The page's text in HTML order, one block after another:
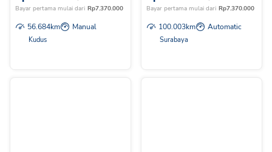
Bayar pertama mulai dari Rp7.370.000
56.684km Manual
Kudus
Bayar pertama mulai dari Rp7.370.000
100.003km Automatic
Surabaya